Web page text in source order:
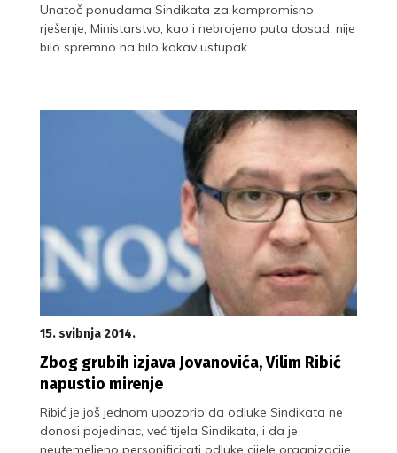
Unatoč ponudama Sindikata za kompromisno
rješenje, Ministarstvo, kao i nebrojeno puta dosad, nije
bilo spremno na bilo kakav ustupak.
15. svibnja 2014.
Zbog grubih izjava Jovanovića, Vilim Ribić
napustio mirenje
Ribić je još jednom upozorio da odluke Sindikata ne
donosi pojedinac, već tijela Sindikata, i da je
neutemeljeno personificirati odluke cijele organizacije